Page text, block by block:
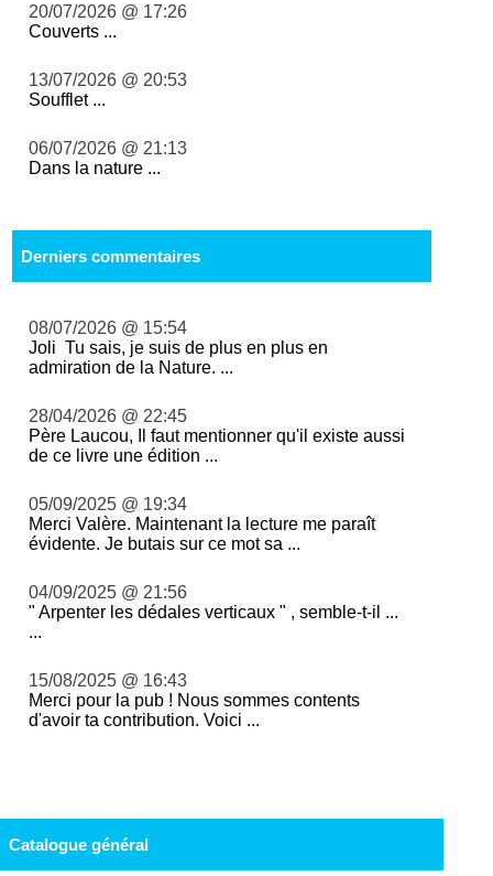
20/07/2026 @ 17:26
Couverts ...
13/07/2026 @ 20:53
Soufflet ...
06/07/2026 @ 21:13
Dans la nature ...
Derniers commentaires
08/07/2026 @ 15:54
Joli Tu sais, je suis de plus en plus en
admiration de la Nature. ...
28/04/2026 @ 22:45
Père Laucou, Il faut mentionner qu'il existe aussi
de ce livre une édition ...
05/09/2025 @ 19:34
Merci Valère. Maintenant la lecture me paraît
évidente. Je butais sur ce mot sa ...
04/09/2025 @ 21:56
" Arpenter les dédales verticaux " , semble-t-il ...
...
15/08/2025 @ 16:43
Merci pour la pub ! Nous sommes contents
d'avoir ta contribution. Voici ...
Catalogue général